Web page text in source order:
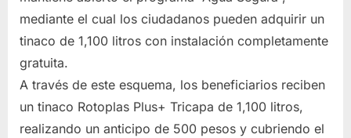
mediante el cual los ciudadanos pueden adquirir un
tinaco de 1,100 litros con instalación completamente
gratuita.
A través de este esquema, los beneficiarios reciben
un tinaco Rotoplas Plus+ Tricapa de 1,100 litros,
realizando un anticipo de 500 pesos y cubriendo el